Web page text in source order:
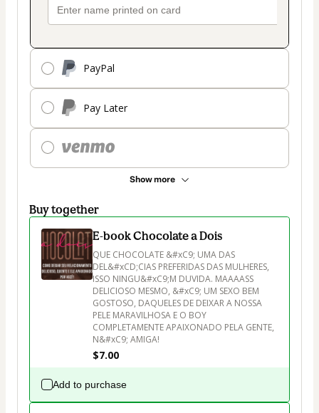
PayPal
Pay Later
Show more
Buy together
E-book Chocolate a Dois
QUE CHOCOLATE &#xC9; UMA DAS
DEL&#xCD;CIAS PREFERIDAS DAS MULHERES,
ISSO NINGU&#xC9;M DUVIDA. MAAAASS
DELICIOSO MESMO, &#xC9; UM SEXO BEM
GOSTOSO, DAQUELES DE DEIXAR A NOSSA
PELE MARAVILHOSA E O BOY
COMPLETAMENTE APAIXONADO PELA GENTE,
N&#xC9; AMIGA!
$7.00
Add to purchase